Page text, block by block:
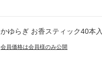
かゆらぎ お香スティック40本入
会員価格は会員様のみ公開